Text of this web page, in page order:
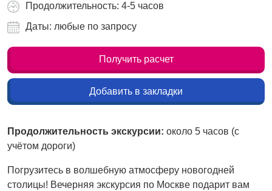
Продолжительность: 4-5 часов
Даты: любые по запросу
Получить расчет
Добавить в закладки
Продолжительность экскурсии: около 5 часов (с
учётом дороги)
Погрузитесь в волшебную атмосферу новогодней
столицы! Вечерняя экскурсия по Москве подарит вам